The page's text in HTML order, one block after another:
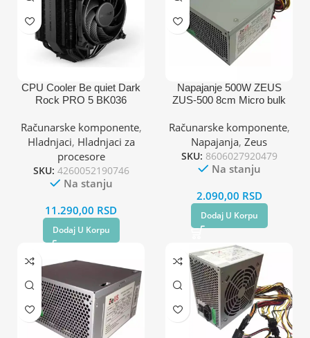
CPU Cooler Be quiet Dark
Rock PRO 5 BK036
1200,1700)/TDP-270W
Računarske komponente,
Hladnjaci, Hladnjaci za
procesore
SKU: 4260052190746
Na stanju
11.290,00 RSD
Dodaj U Korpu
Napajanje 500W ZEUS
ZUS-500 8cm Micro bulk
Računarske komponente,
Napajanja, Zeus
SKU: 8606027920479
Na stanju
2.090,00 RSD
Dodaj U Korpu